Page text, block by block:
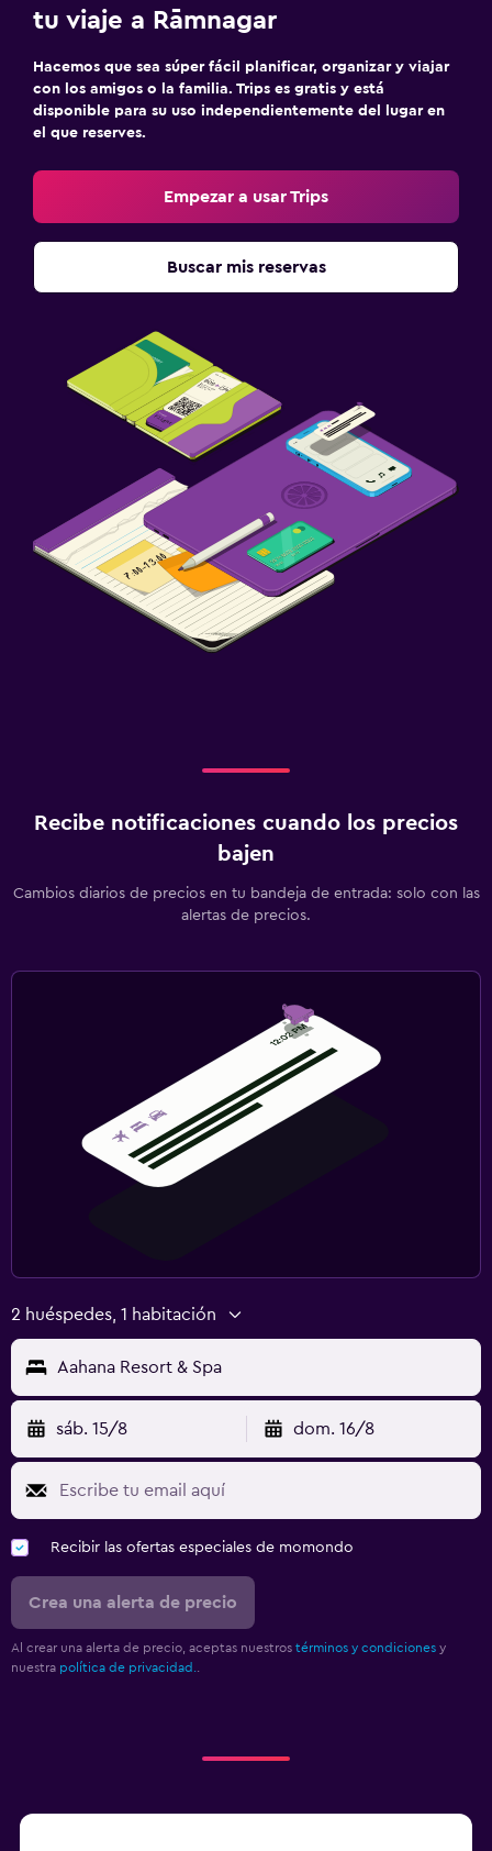
tu viaje a Rāmnagar
Hacemos que sea súper fácil planificar, organizar y viajar
con los amigos o la familia. Trips es gratis y está
disponible para su uso independientemente del lugar en
el que reserves.
Empezar a usar Trips
Buscar mis reservas
Recibe notificaciones cuando los precios
bajen
Cambios diarios de precios en tu bandeja de entrada: solo con las
alertas de precios.
2 huéspedes, 1 habitación
Aahana Resort & Spa
sáb. 15/8 dom. 16/8
Recibir las ofertas especiales de momondo
Crea una alerta de precio
Al crear una alerta de precio, aceptas nuestros términos y condiciones y
nuestra política de privacidad.